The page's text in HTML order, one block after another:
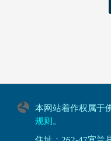
本网站着作权属于
规则 。